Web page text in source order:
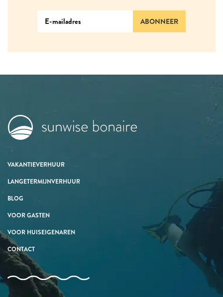
ABONNEER
VAKANTIEVERHUUR
LANGETERMIJNVERHUUR
BLOG
VOOR GASTEN
VOOR HUISEIGENAREN
CONTACT